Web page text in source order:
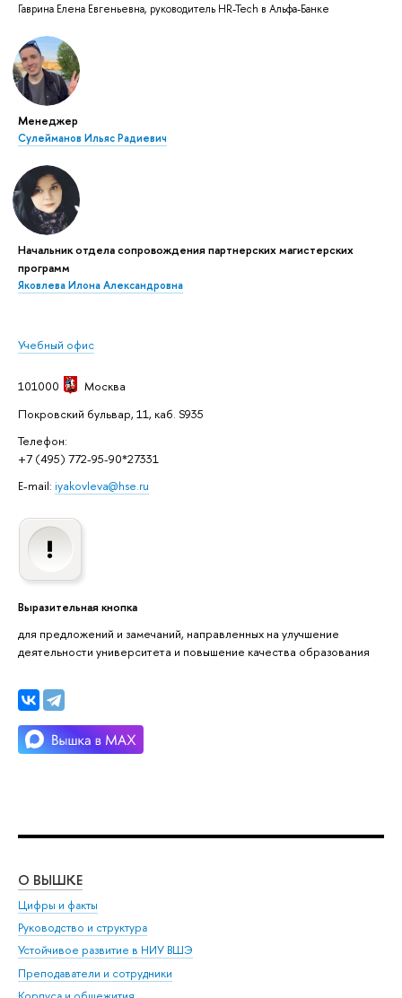
Гаврина Елена Евгеньевна, руководитель HR-Tech в Альфа-Банке
Менеджер
Сулейманов Ильяс Радиевич
Начальник отдела сопровождения партнерских магистерских
программ
Яковлева Илона Александровна
Учебный офис
101000
Москва
Покровский бульвар, 11, каб. S935
Телефон:
+7 (495) 772-95-90*27331
E-mail: iyakovleva@hse.ru
Выразительная кнопка
для предложений и замечаний, направленных на улучшение
деятельности университета и повышение качества образования
О ВЫШКЕ
Цифры и факты
Руководство и структура
Устойчивое развитие в НИУ ВШЭ
Преподаватели и сотрудники